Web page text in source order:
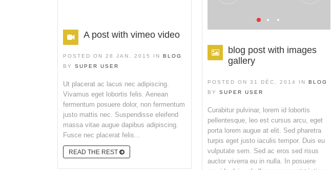
A post with vimeo video
POSTED ON 28 JAN, 2015 IN BLOG
BY SUPER USER
Ut placerat ac lacus nec adipiscing.
Vivamus eget lobortis felis. Aenean
fermentum posuere dolor, non fermentum
justo mattis nec. Suspendisse eleifend
massa vitae augue dapibus adipiscing.
Fusce nec placerat felis...
READ THE REST
blog post with images
gallery
POSTED ON 31 DÉC, 2014 IN BLOG
BY SUPER USER
Curabitur pulvinar, lorem id lobortis
pellentesque, leo est cursus arcu, eget
porta lorem augue at elit. Sed pharetra
turpis eget justo iaculis tempor. Duis eu
vulputate sem. Sed ac eros sed risus
auctor viverra eu in nulla. In posuere